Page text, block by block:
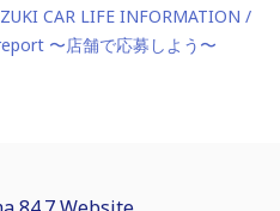
CAR LIFE INFORMATION
〜店舗で応募しよう〜